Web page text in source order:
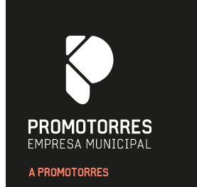
A PROMOTORRES